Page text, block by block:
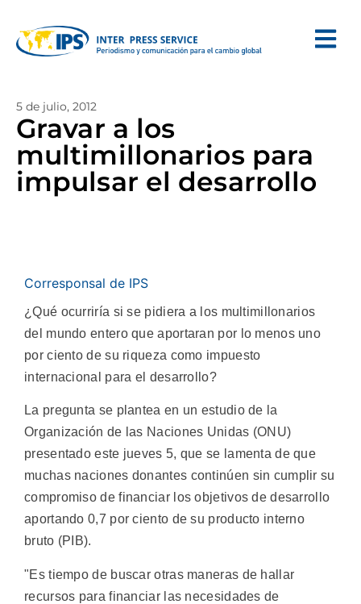
5 de julio, 2012
Gravar a los
multimillonarios para
impulsar el desarrollo
Corresponsal de IPS
¿Qué ocurriría si se pidiera a los multimillonarios
del mundo entero que aportaran por lo menos uno
por ciento de su riqueza como impuesto
internacional para el desarrollo?
La pregunta se plantea en un estudio de la
Organización de las Naciones Unidas (ONU)
presentado este jueves 5, que se lamenta de que
muchas naciones donantes continúen sin cumplir su
compromiso de financiar los objetivos de desarrollo
aportando 0,7 por ciento de su producto interno
bruto (PIB).
"Es tiempo de buscar otras maneras de hallar
recursos para financiar las necesidades de